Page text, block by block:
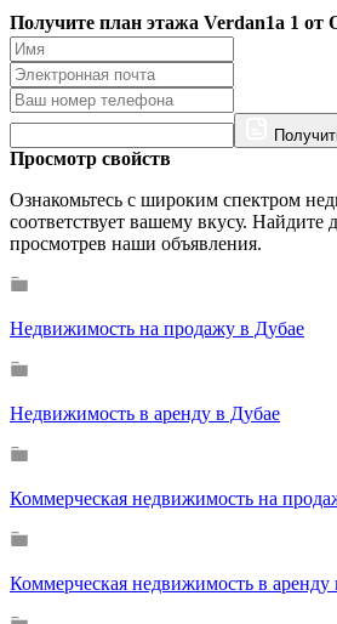
Получите план этажа Verdan1a 1 от
Просмотр свойств
Ознакомьтесь с широким спектром
соответствует вашему вкусу. Найдите
просмотрев наши объявления.
Недвижимость на продажу в Дубае
Недвижимость в аренду в Дубае
Коммерческая недвижимость на
Коммерческая недвижимость в аренду